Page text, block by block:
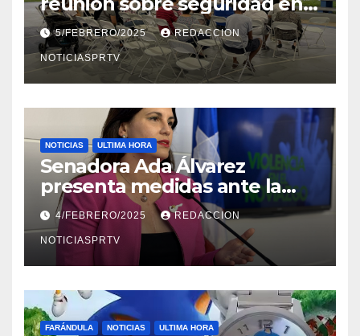
Reparto Metropolitano
5/FEBRERO/2025 REDACCION
NOTICIASPRTV
NOTICIAS ULTIMA HORA
Senadora Ada Álvarez
presenta medidas ante la
violencia en el noviazgo
4/FEBRERO/2025 REDACCION
NOTICIASPRTV
FARÁNDULA NOTICIAS ULTIMA HORA